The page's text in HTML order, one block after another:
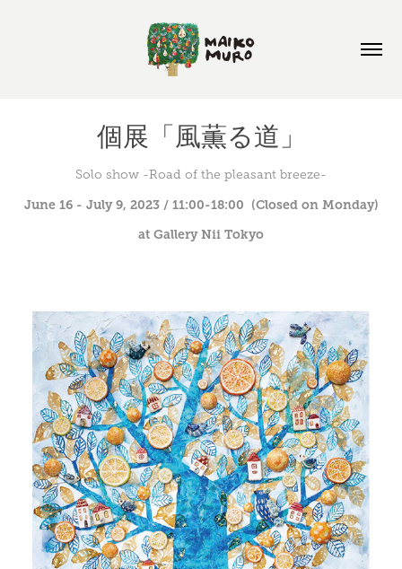
個展「風薫る道」
Solo show -Road of the pleasant breeze-
June 16 - July 9, 2023 / 11:00-18:00  (Closed on Monday)
at Gallery Nii Tokyo